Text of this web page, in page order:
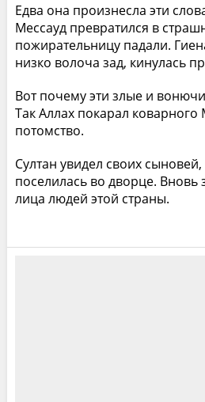
Едва она произнесла эти
Мессауд превратился в
пожирательницу падали.
низко волоча зад, кинулась
Вот почему эти злые и
Так Аллах покарал коварного
потомство.
Султан увидел своих
поселилась во дворце. Вновь
лица людей этой страны.